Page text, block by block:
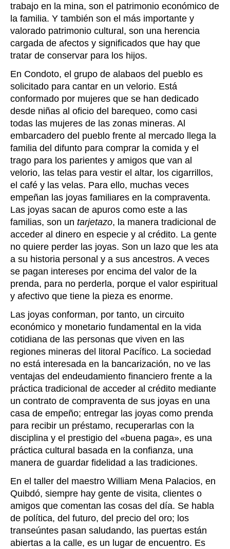
trabajo en la mina, son el patrimonio económico de
la familia. Y también son el más importante y
valorado patrimonio cultural, son una herencia
cargada de afectos y significados que hay que
tratar de conservar para los hijos.
En Condoto, el grupo de alabaos del pueblo es
solicitado para cantar en un velorio. Está
conformado por mujeres que se han dedicado
desde niñas al oficio del barequeo, como casi
todas las mujeres de las zonas mineras. Al
embarcadero del pueblo frente al mercado llega la
familia del difunto para comprar la comida y el
trago para los parientes y amigos que van al
velorio, las telas para vestir el altar, los cigarrillos,
el café y las velas. Para ello, muchas veces
empeñan las joyas familiares en la compraventa.
Las joyas sacan de apuros como este a las
familias, son un tarjetazo, la manera tradicional de
acceder al dinero en especie y al crédito. La gente
no quiere perder las joyas. Son un lazo que les ata
a su historia personal y a sus ancestros. A veces
se pagan intereses por encima del valor de la
prenda, para no perderla, porque el valor espiritual
y afectivo que tiene la pieza es enorme.
Las joyas conforman, por tanto, un circuito
económico y monetario fundamental en la vida
cotidiana de las personas que viven en las
regiones mineras del litoral Pacífico. La sociedad
no está interesada en la bancarización, no ve las
ventajas del endeudamiento financiero frente a la
práctica tradicional de acceder al crédito mediante
un contrato de compraventa de sus joyas en una
casa de empeño; entregar las joyas como prenda
para recibir un préstamo, recuperarlas con la
disciplina y el prestigio del «buena paga», es una
práctica cultural basada en la confianza, una
manera de guardar fidelidad a las tradiciones.
En el taller del maestro William Mena Palacios, en
Quibdó, siempre hay gente de visita, clientes o
amigos que comentan las cosas del día. Se habla
de política, del futuro, del precio del oro; los
transeúntes pasan saludando, las puertas están
abiertas a la calle, es un lugar de encuentro. Es